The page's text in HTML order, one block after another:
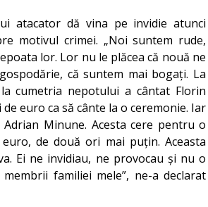
atacator dă vina pe invidie atunci
motivul crimei. „Noi suntem rude,
lor. Lor nu le plăcea că nouă ne
că suntem mai bogați. La
cumetria nepotului a cântat Florin
de euro ca să cânte la o ceremonie. Iar
Minune. Acesta cere pentru o
de două ori mai puțin. Aceasta
Ei ne invidiau, ne provocau și nu o
familiei mele”, ne-a declarat